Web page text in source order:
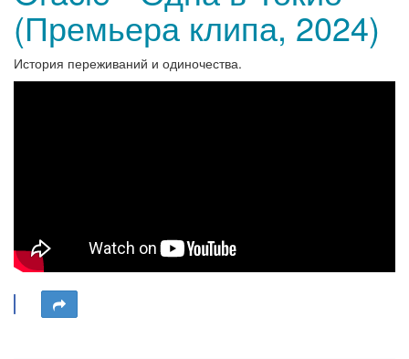
(Премьера клипа, 2024)
История переживаний и одиночества.